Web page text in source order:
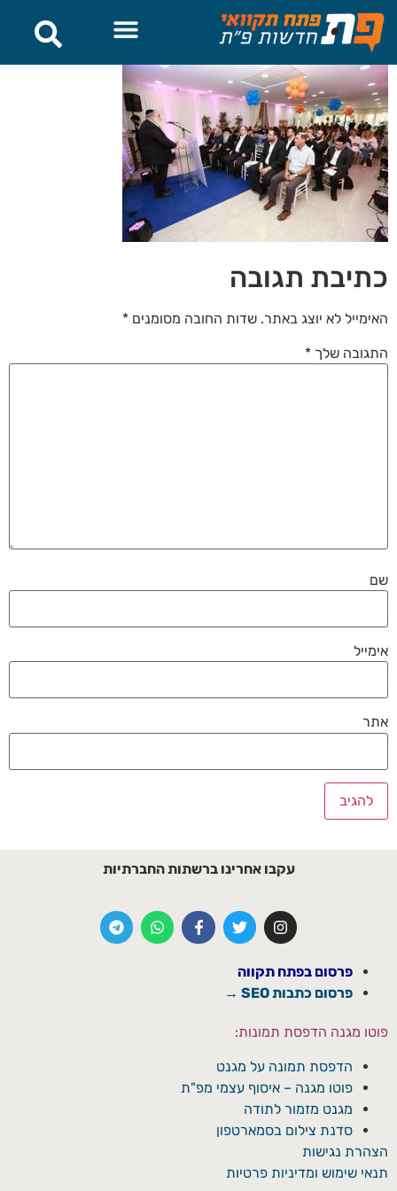
לתוכן
כתיבת תגובה
האימייל לא יוצג באתר. שדות החובה מסומנים *
התגובה שלך *
שם
אימייל
אתר
עקבו אחרינו ברשתות החברתיות
פרסום בפתח תקווה
פרסום כתבות SEO →
פוטו מגנה הדפסת תמונות:
הדפסת תמונה על מגנט
פוטו מגנה – איסוף עצמי מפ"ת
מגנט מזמור לתודה
סדנת צילום בסמארטפון
הצהרת נגישות
תנאי שימוש ומדיניות פרטיות